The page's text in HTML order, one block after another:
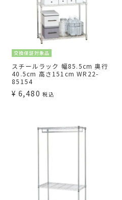
交換保証対象品
スチールラック 幅85.5cm 奥行
40.5cm 高さ151cm WR22-
85154
¥ 6,480 税込